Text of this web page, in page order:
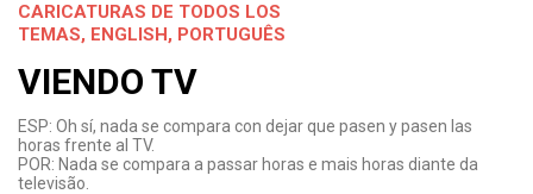
CARICATURAS DE TODOS LOS
TEMAS, ENGLISH, PORTUGUÊS
VIENDO TV
ESP: Oh sí, nada se compara con dejar que pasen y pasen las
horas frente al TV.
POR: Nada se compara a passar horas e mais horas diante da
televisão.